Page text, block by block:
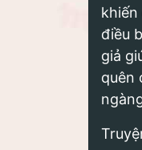
điều
giả
quên